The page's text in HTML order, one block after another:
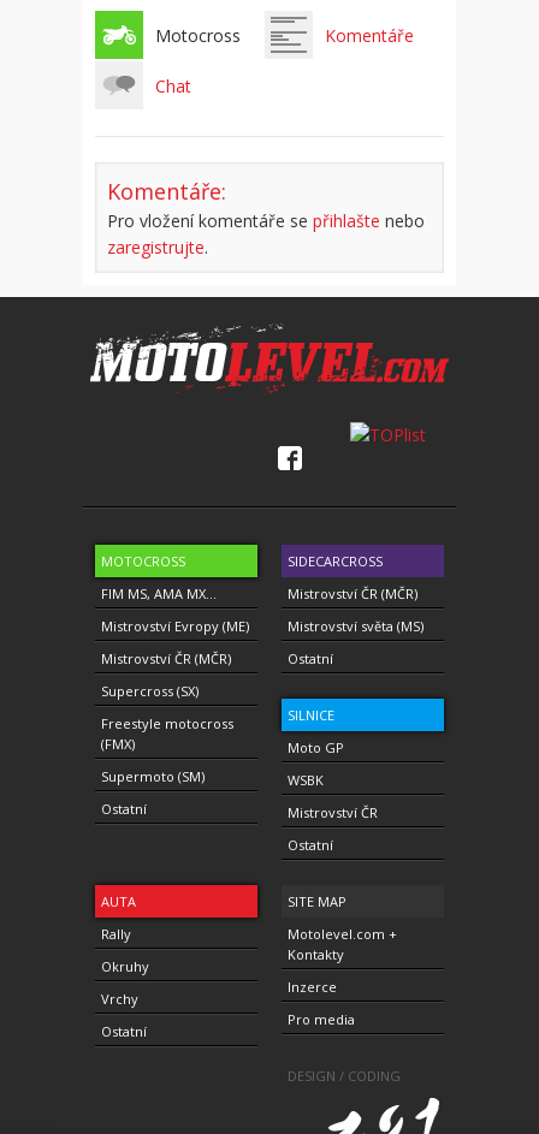
Motocross Komentáře
Chat
Komentáře:
Pro vložení komentáře se přihlašte nebo
zaregistrujte.
MOTOCROSS
FIM MS, AMA MX...
Mistrovství Evropy (ME)
Mistrovství ČR (MČR)
Supercross (SX)
Freestyle motocross
(FMX)
Supermoto (SM)
Ostatní
SIDECARCROSS
Mistrovství ČR (MČR)
Mistrovství světa (MS)
Ostatní
SILNICE
Moto GP
WSBK
Mistrovství ČR
Ostatní
AUTA
Rally
Okruhy
Vrchy
Ostatní
SITE MAP
Motolevel.com +
Kontakty
Inzerce
Pro media
DESIGN / CODING